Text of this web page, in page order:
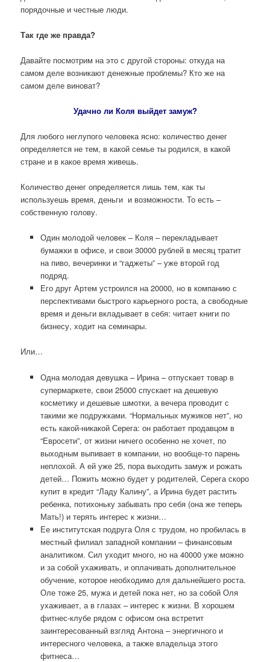
порядочные и честные люди.
Так где же правда?
Давайте посмотрим на это с другой стороны: откуда на
самом деле возникают денежные проблемы? Кто же на
самом деле виноват?
Удачно ли Коля выйдет замуж?
Для любого неглупого человека ясно: количество денег
определяется не тем, в какой семье ты родился, в какой
стране и в какое время живешь.
Количество денег определяется лишь тем, как ты
используешь время, деньги и возможности. То есть –
собственную голову.
Один молодой человек – Коля – перекладывает
бумажки в офисе, и свои 30000 рублей в месяц тратит
на пиво, вечеринки и “гаджеты” – уже второй год
подряд.
Его друг Артем устроился на 20000, но в компанию с
перспективами быстрого карьерного роста, а свободные
время и деньги вкладывает в себя: читает книги по
бизнесу, ходит на семинары.
Или…
Одна молодая девушка – Ирина – отпускает товар в
супермаркете, свои 25000 спускает на дешевую
косметику и дешевые шмотки, а вечера проводит с
такими же подружками. “Нормальных мужиков нет”, но
есть какой-никакой Серега: он работает продавцом в
“Евросети”, от жизни ничего особенно не хочет, по
выходным выпивает в компании, но вообще-то парень
неплохой. А ей уже 25, пора выходить замуж и рожать
детей… Пожить можно будет у родителей, Серега скоро
купит в кредит “Ладу Калину”, а Ирина будет растить
ребенка, потихоньку забывать про себя (она же теперь
Мать!) и терять интерес к жизни…
Ее институтская подруга Оля с трудом, но пробилась в
местный филиал западной компании – финансовым
аналитиком. Сил уходит много, но на 40000 уже можно
и за собой ухаживать, и оплачивать дополнительное
обучение, которое необходимо для дальнейшего роста.
Оле тоже 25, мужа и детей пока нет, но за собой Оля
ухаживает, а в глазах – интерес к жизни. В хорошем
фитнес-клубе рядом с офисом она встретит
заинтересованный взгляд Антона – энергичного и
интересного человека, а также владельца этого
фитнеса…